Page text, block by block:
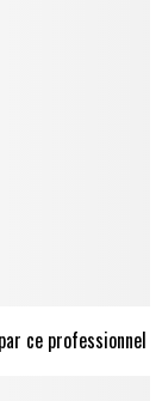
ce professionnel